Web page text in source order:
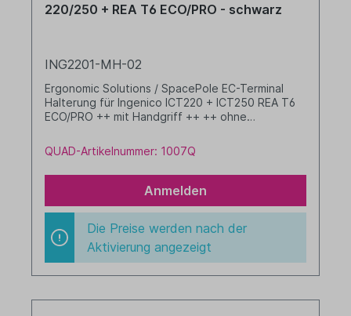
220/250 + REA T6 ECO/PRO - schwarz
ING2201-MH-02
Ergonomic Solutions / SpacePole EC-Terminal
Halterung für Ingenico ICT220 + ICT250 REA T6
ECO/PRO ++ mit Handgriff ++ ++ ohne
QUAD-Artikelnummer: 1007Q
Anmelden
Die Preise werden nach der
Aktivierung angezeigt